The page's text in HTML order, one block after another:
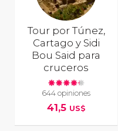
Tour por Túnez,
Cartago y Sidi
Bou Said para
cruceros
644 opiniones
41,5 US$